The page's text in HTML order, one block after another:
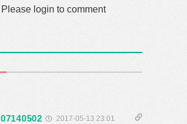
Please login to comment
07140502 2017-05-13 23:01